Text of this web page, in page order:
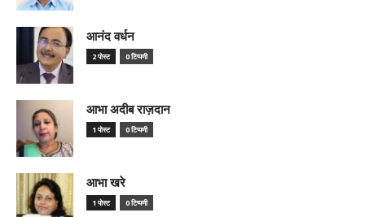
आनंद वर्धन
2 पोस्ट 0 टिप्पणी
आभा अदीब राज़दान
1 पोस्ट 0 टिप्पणी
आभा खरे
1 पोस्ट 0 टिप्पणी